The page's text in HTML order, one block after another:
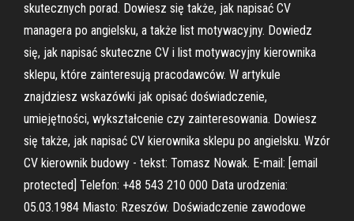
skutecznych porad. Dowiesz się także, jak napisać CV
managera po angielsku, a także list motywacyjny. Dowiedz
się, jak napisać skuteczne CV i list motywacyjny kierownika
sklepu, które zainteresują pracodawców. W artykule
znajdziesz wskazówki jak opisać doświadczenie,
umiejętności, wykształcenie czy zainteresowania. Dowiesz
się także, jak napisać CV kierownika sklepu po angielsku. Wzór
CV kierownik budowy - tekst: Tomasz Nowak. E-mail: [email
protected] Telefon: +48 543 210 000 Data urodzenia:
05.03.1984 Miasto: Rzeszów. Doświadczenie zawodowe